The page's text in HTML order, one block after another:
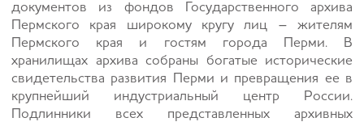
документов из фондов Государственного архива
Пермского края широкому кругу лиц – жителям
Пермского края и гостям города Перми. В
хранилищах архива собраны богатые исторические
свидетельства развития Перми и превращения ее в
крупнейший индустриальный центр России.
Подлинники всех представленных архивных